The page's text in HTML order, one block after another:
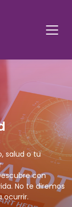
salud o tu
con
No te diremos
ocurrir.